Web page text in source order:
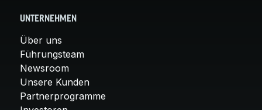
UNTERNEHMEN
Über uns
Führungsteam
Newsroom
Unsere Kunden
Partnerprogramme